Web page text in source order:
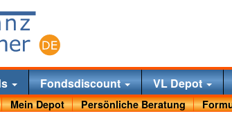
Fondsdiscount VL Depot
Mein Depot Persönliche Beratung